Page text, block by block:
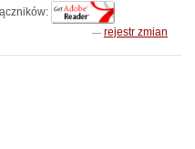
rejestr zmian